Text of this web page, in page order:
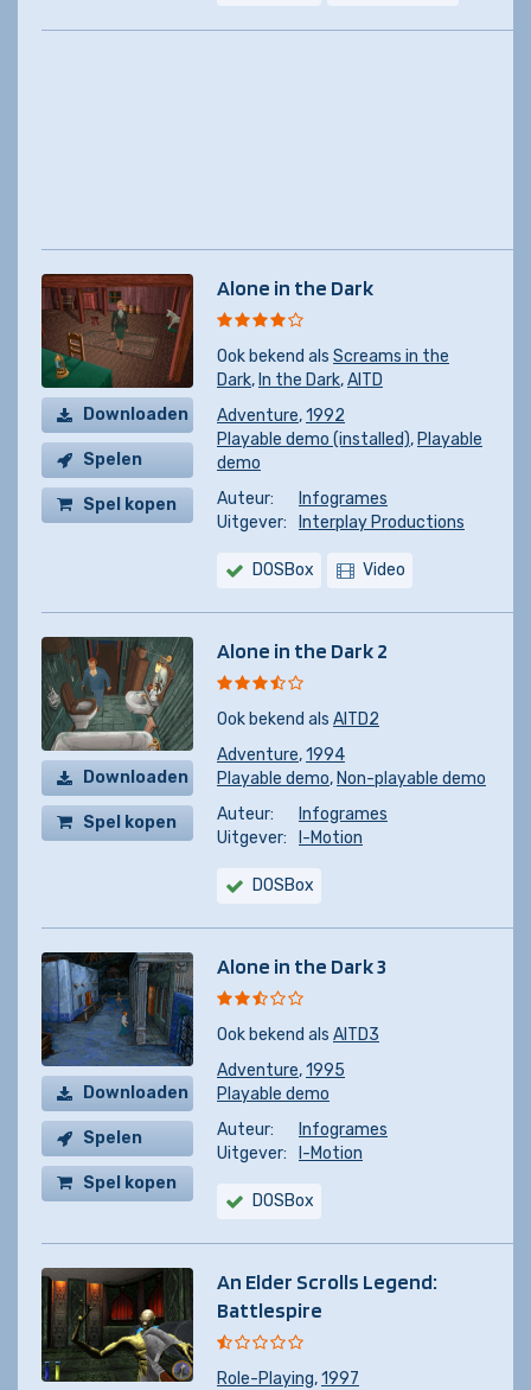
Downloaden
Spelen
Spel kopen
Alone in the Dark
Ook bekend als Screams in the
Dark, In the Dark,AITD
Adventure,1992
Playable demo (installed), Playable
demo
Auteur:
Infogrames
Uitgever:
Interplay Productions
DOSBox Video
Downloaden
Spel kopen
Alone in the Dark 2
Ook bekend als AITD2
Adventure,1994
Playable demo, Non-playable demo
Auteur:
Infogrames
Uitgever:
I-Motion
DOSBox
Downloaden
Spelen
Spel kopen
Alone in the Dark 3
Ook bekend als AITD3
Adventure,1995
Playable demo
Auteur:
Infogrames
Uitgever:
I-Motion
DOSBox
An Elder Scrolls Legend:
Battlespire
Role-Playing,1997